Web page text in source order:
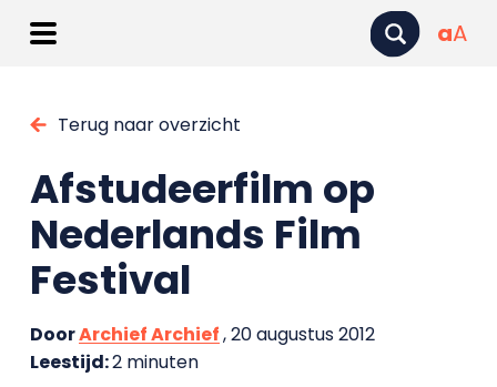
aA
Terug naar overzicht
Afstudeerfilm op
Nederlands Film
Festival
DoorArchief Archief, 20 augustus 2012
Leestijd:2 minuten